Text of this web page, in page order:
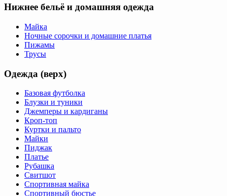
Нижнее бельё и домашняя одежда
Майка
Ночные сорочки и домашние платья
Пижамы
Трусы
Одежда (верх)
Базовая футболка
Блузки и туники
Джемперы и кардиганы
Кроп-топ
Куртки и пальто
Майки
Пиджак
Платье
Рубашка
Свитшот
Спортивная майка
Спортивный бюстье